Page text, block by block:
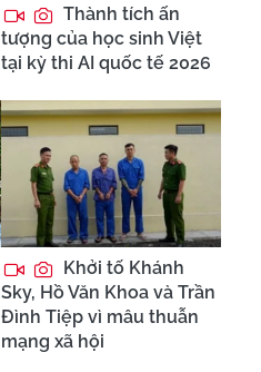
Thành tích ấn
tượng của học sinh Việt
tại kỳ thi AI quốc tế 2026
Khởi tố Khánh
Sky, Hồ Văn Khoa và Trần
Đình Tiệp vì mâu thuẫn
mạng xã hội